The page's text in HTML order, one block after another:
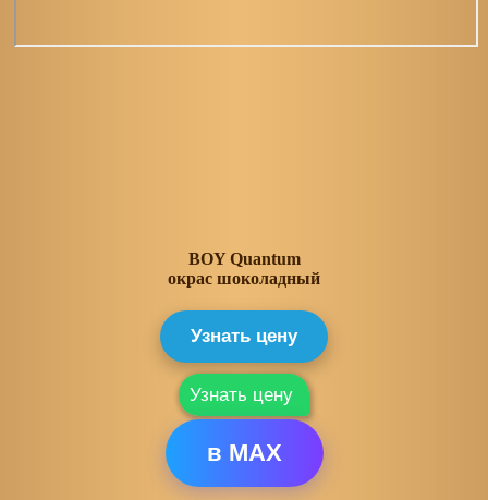
BOY Quantum
окрас шоколадный
Узнать цену
Узнать цену
в MAX